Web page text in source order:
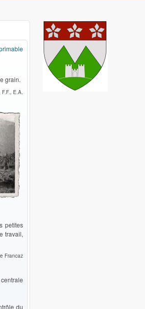
grain.
E.A.
petites
travail,
Francaz
du